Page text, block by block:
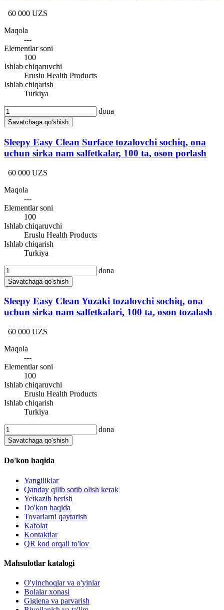
60 000 UZS
Maqola
---
Elementlar soni
100
Ishlab chiqaruvchi
Eruslu Health Products
Ishlab chiqarish
Turkiya
dona
Savatchaga qo‘shish
Sleepy Easy Clean Surface tozalovchi sochiq, ona
uchun sirka nam salfetkalar, 100 ta, oson porlash
60 000 UZS
Maqola
---
Elementlar soni
100
Ishlab chiqaruvchi
Eruslu Health Products
Ishlab chiqarish
Turkiya
dona
Savatchaga qo‘shish
Sleepy Easy Clean Yuzaki tozalovchi sochiq, ona
uchun sirka nam salfetkalari, 100 ta, oson tozalash
60 000 UZS
Maqola
---
Elementlar soni
100
Ishlab chiqaruvchi
Eruslu Health Products
Ishlab chiqarish
Turkiya
dona
Savatchaga qo‘shish
Do'kon haqida
Yangiliklar
Qanday qilib sotib olish kerak
Yetkazib berish
Do'kon haqida
Tovarlarni qaytarish
Kafolat
Kontaktlar
QR kod orqali to'lov
Mahsulotlar katalogi
O'yinchoqlar va o'yinlar
Bolalar xonasi
Gigiena va parvarish